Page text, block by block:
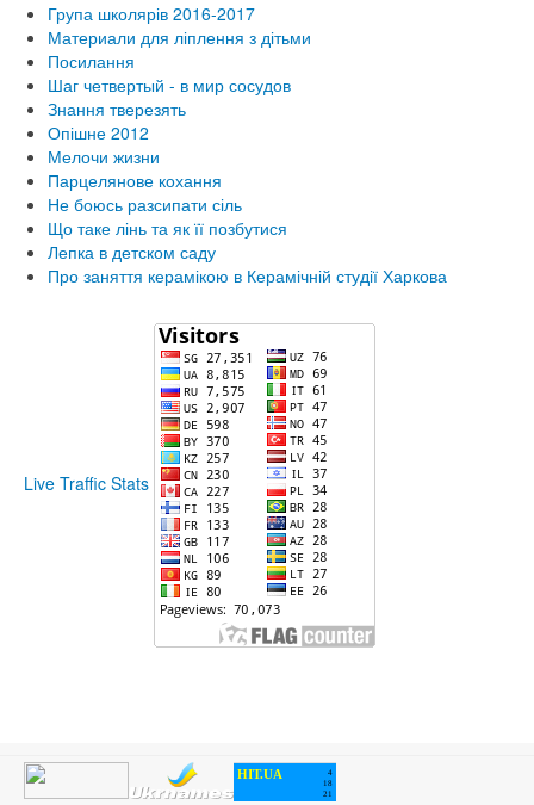
Група школярів 2016-2017
Материали для ліплення з дітьми
Посилання
Шаг четвертый - в мир сосудов
Знання тверезять
Опішне 2012
Мелочи жизни
Парцелянове кохання
Не боюсь разсипати сіль
Що таке лінь та як її позбутися
Лепка в детском саду
Про заняття керамікою в Керамічній студії Харкова
Live Traffic Stats
HIT.UA
4
18
21